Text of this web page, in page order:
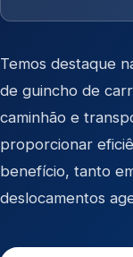
Temos destaque
de guincho de
caminhão e
proporcionar
benefício, tanto
deslocamentos